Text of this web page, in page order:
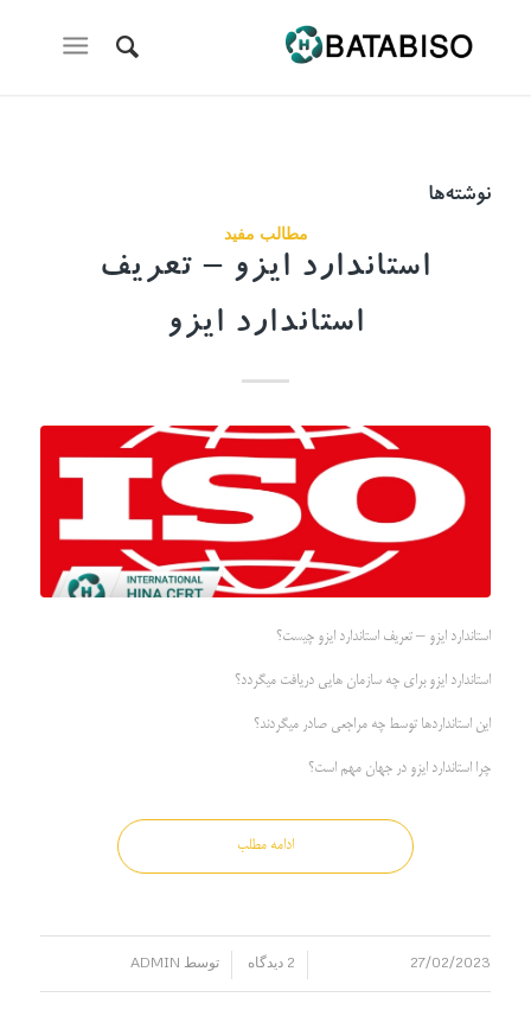
نوشته‌ها
مطالب مفید
استاندارد ایزو – تعریف
استاندارد ایزو
استاندارد ایزو – تعریف استاندارد ایزو چیست؟
استاندارد ایزو برای چه سازمان هایی دریافت میگردد؟
این استانداردها توسط چه مراجعی صادر میگردند؟
چرا استاندارد ایزو در جهان مهم است؟
ادامه مطلب
27/02/2023 2 دیدگاه توسط ADMIN